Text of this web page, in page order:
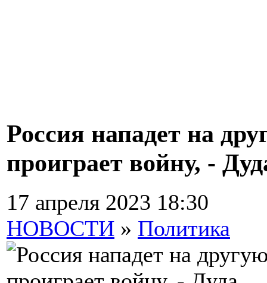
Россия нападет на
проиграет войну, -
17 апреля 2023 18:30
НОВОСТИ » Политика